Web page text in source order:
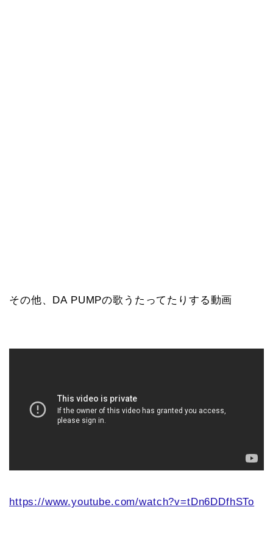
その他、DA PUMPの歌うたってたりする動画
https://www.youtube.com/watch?v=tDn6DDfhSTo